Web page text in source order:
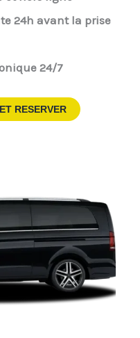
24h avant la prise
24/7
RESERVER